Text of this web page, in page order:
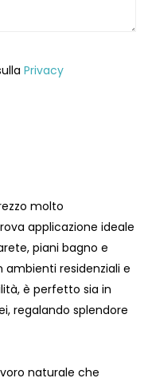
Privacy
molto
applicazione ideale
piani bagno e
ambienti residenziali e
è perfetto sia in
regalando splendore
naturale che